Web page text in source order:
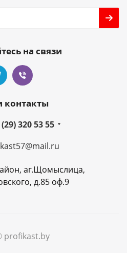
на связи
контакты
320 53 55
аг.Щомыслица,
д.85 оф.9
profikast.by